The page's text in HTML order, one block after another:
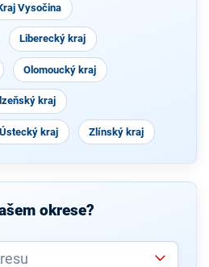
Vysočina
Liberecký kraj
Olomoucký kraj
kraj
Ústecký kraj Zlínský kraj
okrese?